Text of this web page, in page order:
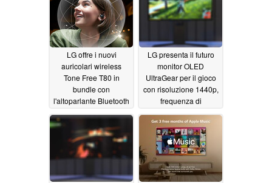
LG offre i nuovi
auricolari wireless
Tone Free T80 in
bundle con
l'altoparlante Bluetooth
XBOOM in omaggio
LG presenta il futuro
monitor OLED
UltraGear per il gioco
con risoluzione 1440p,
frequenza di
aggiornamento di 480
Hz e tecnologia META
2.005/23/2024